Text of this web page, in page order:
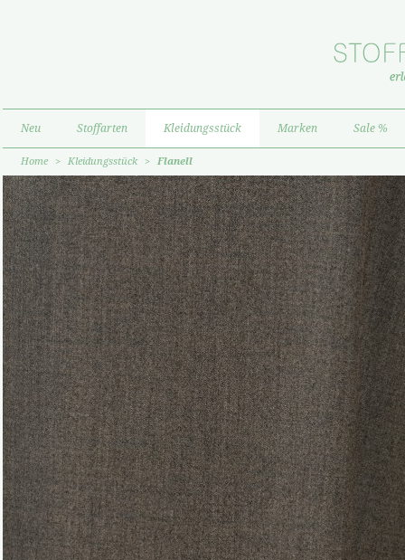
Neu Stoffarten Kleidungsstück Marken Sale %
Home > Kleidungsstück > Flanell